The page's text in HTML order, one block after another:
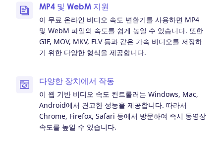
MP4 및 WebM 지원
이 무료 온라인 비디오 속도 변환기를 사용하면 MP4
및 WebM 파일의 속도를 쉽게 높일 수 있습니다. 또한
GIF, MOV, MKV, FLV 등과 같은 가속 비디오를 저장하
기 위한 다양한 형식을 제공합니다.
다양한 장치에서 작동
이 웹 기반 비디오 속도 컨트롤러는 Windows, Mac,
Android에서 견고한 성능을 제공합니다. 따라서
Chrome, Firefox, Safari 등에서 방문하여 즉시 동영상
속도를 높일 수 있습니다.